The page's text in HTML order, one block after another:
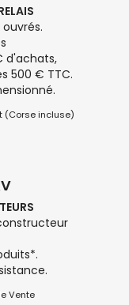
ouvrés.
d'achats,
500 € TTC.
(Corse incluse)
Vente